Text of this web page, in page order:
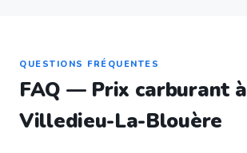
QUESTIONS FRÉQUENTES
FAQ — Prix carburant à
Villedieu-La-Blouère